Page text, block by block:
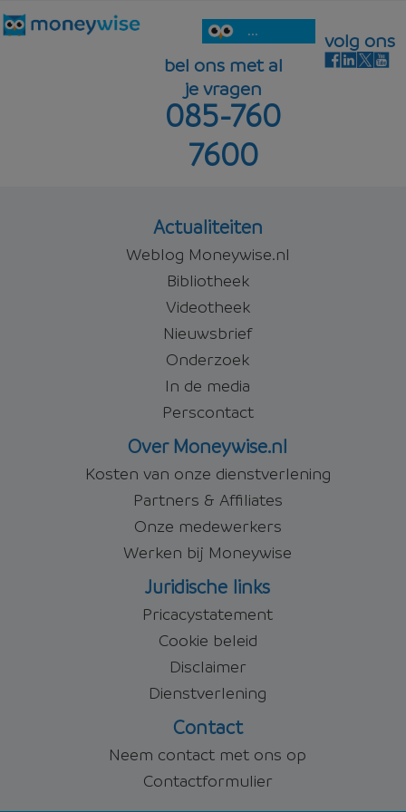
...
bel ons met al
je vragen
085-760
7600
volg ons
Actualiteiten
Weblog Moneywise.nl
Bibliotheek
Videotheek
Nieuwsbrief
Onderzoek
In de media
Perscontact
Over Moneywise.nl
Kosten van onze dienstverlening
Partners & Affiliates
Onze medewerkers
Werken bij Moneywise
Juridische links
Pricacystatement
Cookie beleid
Disclaimer
Dienstverlening
Contact
Neem contact met ons op
Contactformulier